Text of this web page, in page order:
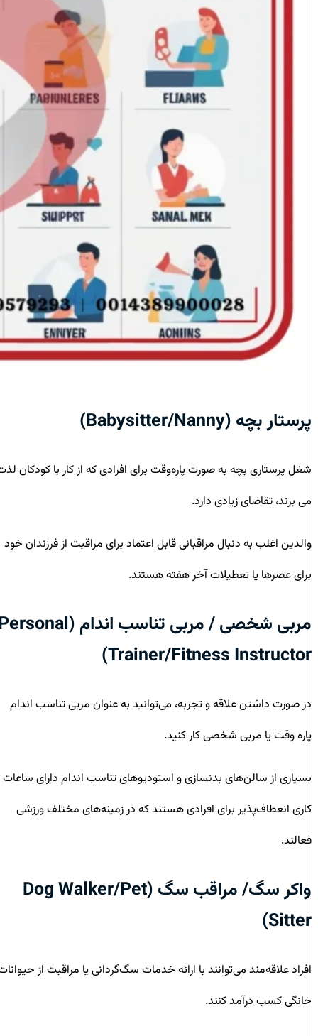
پرستار بچه (Babysitter/Nanny)
شغل پرستاری بچه به صورت پاره‌وقت برای افرادی که از کار با کودکان لذت
می برند، تقاضای زیادی دارد.
والدین اغلب به دنبال مراقبانی قابل اعتماد برای مراقبت از فرزندان خود
برای عصرها یا تعطیلات آخر هفته هستند.
مربی شخصی / مربی تناسب اندام (Personal
Trainer/Fitness Instructor)
در صورت داشتن علاقه و تجربه، می‌توانید به عنوان مربی تناسب اندام
پاره وقت یا مربی شخصی کار کنید.
بسیاری از سالن‌های بدنسازی و استودیوهای تناسب اندام دارای ساعات
کاری انعطاف‌پذیر برای افرادی هستند که در زمینه‌های مختلف ورزشی
فعالند.
واکر سگ/ مراقب سگ (Dog Walker/Pet
Sitter)
افراد علاقه‌مند می‌توانند با ارائه خدمات سگ‌گردانی یا مراقبت از حیوانات
خانگی کسب درآمد کنند.